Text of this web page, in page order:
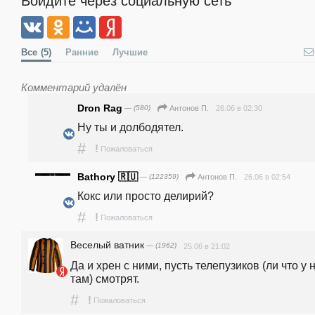
Все (5) Ранние Лучшие
Комментарий удалён
Dron Rag — (580) Антонов П. 26.06 в 02:30
Ну ты и долбодятел.
# ! Пожаловаться
Bathory 🇷🇺— (122359) Антонов П. 26.06 в 02:54
Кокс или просто делирий?
# ! Пожаловаться
Веселый ватник — (1962) 25.06 в 21:02
Да и хрен с ними, пусть телепузиков (ли что у
там) смотрят.
# ! Пожаловаться